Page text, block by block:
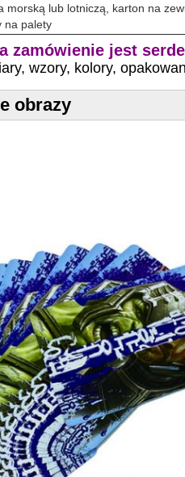
morską lub lotniczą, karton na
na palety
zamówienie jest
wzory, kolory,
obrazy